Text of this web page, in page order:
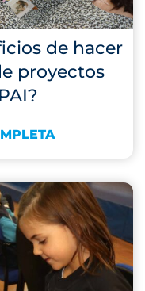
de hacer
proyectos